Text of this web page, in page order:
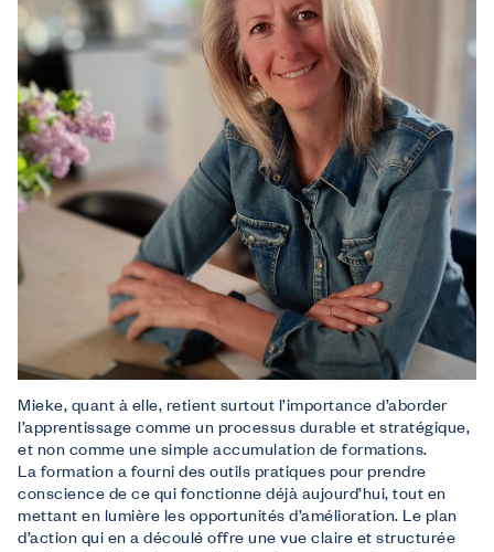
Mieke, quant à elle, retient surtout l’importance d’aborder
l’apprentissage comme un processus durable et stratégique,
et non comme une simple accumulation de formations.
La formation a fourni des outils pratiques pour prendre
conscience de ce qui fonctionne déjà aujourd’hui, tout en
mettant en lumière les opportunités d’amélioration. Le plan
d’action qui en a découlé offre une vue claire et structurée